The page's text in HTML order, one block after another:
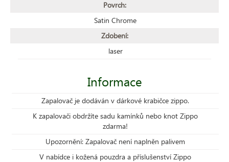
Povrch:
Satin Chrome
Zdobení:
laser
Informace
Zapalovač je dodáván v dárkové krabičce zippo.
K zapalovači obdržíte sadu kamínků nebo knot Zippo
zdarma!
Upozornění: Zapalovač není naplněn palivem
V nabídce i kožená pouzdra a příslušenství Zippo